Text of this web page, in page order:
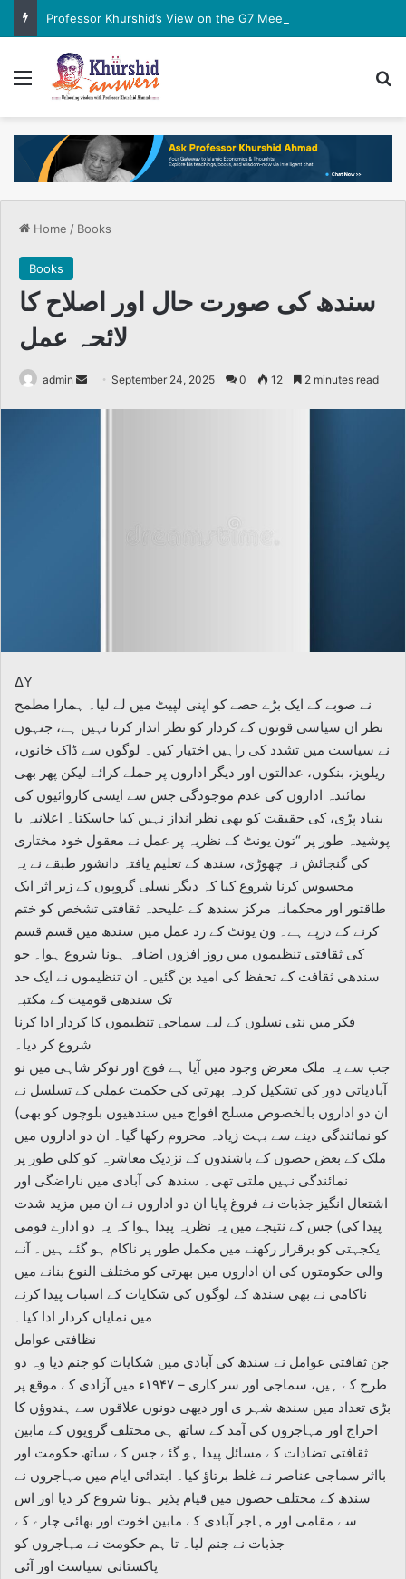
Professor Khurshid’s View on the G7 Meeting
Menu
Home / Books
Books
سندھ کی صورت حال اور اصلاح کا
لائحہ عمل
admin
Send September 24, 2025 0 12 2 minutes read
ΔΥ
نے صوبے کے ایک بڑے حصے کو اپنی لپیٹ میں لے لیا۔ ہمارا مطمح
نظر ان سیاسی قوتوں کے کردار کو نظر انداز کرنا نہیں ہے، جنہوں
نے سیاست میں تشدد کی راہیں اختیار کیں۔ لوگوں سے ڈاک خانوں،
ریلویز، بنکوں، عدالتوں اور دیگر اداروں پر حملے کرائے لیکن پھر بھی
نمائندہ اداروں کی عدم موجودگی جس سے ایسی کاروائیوں کی
بنیاد پڑی، کی حقیقت کو بھی نظر انداز نہیں کیا جاسکتا۔ اعلانیہ یا
پوشیدہ طور پر “تون یونٹ کے نظریہ پر عمل نے معقول خود مختاری
کی گنجائش نہ چھوڑی، سندھ کے تعلیم یافتہ دانشور طبقے نے یہ
محسوس کرنا شروع کیا کہ دیگر نسلی گروپوں کے زیر اثر ایک
طاقتور اور محکمانہ مرکز سندھ کے علیحدہ ثقافتی تشخص کو ختم
کرنے کے درپے ہے۔ ون یونٹ کے رد عمل میں سندھ میں قسم قسم
کی ثقافتی تنظیموں میں روز افزوں اضافہ ہونا شروع ہوا۔ جو
سندھی ثقافت کے تحفظ کی امید بن گئیں۔ ان تنظیموں نے ایک حد
تک سندھی قومیت کے مکتبہ
فکر میں نئی نسلوں کے لیے سماجی تنظیموں کا کردار ادا کرنا
شروع کر دیا۔
جب سے یہ ملک معرض وجود میں آیا ہے فوج اور نوکر شاہی میں نو
آبادیاتی دور کی تشکیل کردہ بھرتی کی حکمت عملی کے تسلسل نے
ان دو اداروں بالخصوص مسلح افواج میں سندھیوں بلوچوں کو بھی)
کو نمائندگی دینے سے بہت زیادہ محروم رکھا گیا۔ ان دو اداروں میں
ملک کے بعض حصوں کے باشندوں کے نزدیک معاشرہ کو کلی طور پر
نمائندگی نہیں ملتی تھی۔ سندھ کی آبادی میں ناراضگی اور
اشتعال انگیز جذبات نے فروغ پایا ان دو اداروں نے ان میں مزید شدت
پیدا کی) جس کے نتیجے میں یہ نظریہ پیدا ہوا کہ یہ دو ادارے قومی
یکجہتی کو برقرار رکھنے میں مکمل طور پر ناکام ہو گئے ہیں۔ آنے
والی حکومتوں کی ان اداروں میں بھرتی کو مختلف النوع بنانے میں
ناکامی نے بھی سندھ کے لوگوں کی شکایات کے اسباب پیدا کرنے
میں نمایاں کردار ادا کیا۔
نظافتی عوامل
جن ثقافتی عوامل نے سندھ کی آبادی میں شکایات کو جنم دیا وہ دو
طرح کے ہیں، سماجی اور سر کاری – ۱۹۴۷ء میں آزادی کے موقع پر
بڑی تعداد میں سندھ شہر ی اور دیھی دونوں علاقوں سے ہندوؤں کا
اخراج اور مہاجروں کی آمد کے ساتھ ہی مختلف گروپوں کے مابین
ثقافتی تضادات کے مسائل پیدا ہو گئے جس کے ساتھ حکومت اور
بااثر سماجی عناصر نے غلط برتاؤ کیا۔ ابتدائی ایام میں مہاجروں نے
سندھ کے مختلف حصوں میں قیام پذیر ہونا شروع کر دیا اور اس
سے مقامی اور مہاجر آبادی کے مابین اخوت اور بھائی چارے کے
جذبات نے جنم لیا۔ تا ہم حکومت نے مہاجروں کو
پاکستانی سیاست اور آئی